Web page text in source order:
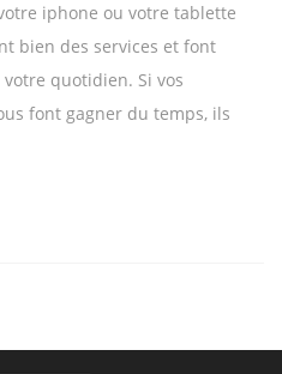
iphone ou votre tablette
bien des services et font
quotidien. Si vos
font gagner du temps, ils